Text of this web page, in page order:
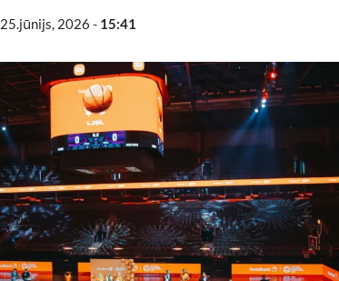
25.jūnijs, 2026 - 15:41